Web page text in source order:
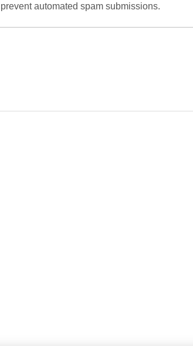
automated spam submissions.